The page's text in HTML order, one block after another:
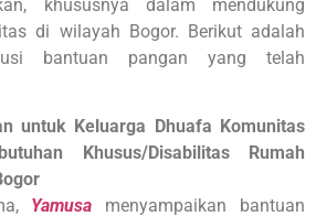
khususnya dalam mendukung
di wilayah Bogor. Berikut adalah
bantuan pangan yang telah
untuk Keluarga Dhuafa Komunitas
Khusus/Disabilitas Rumah
Yamusa menyampaikan bantuan